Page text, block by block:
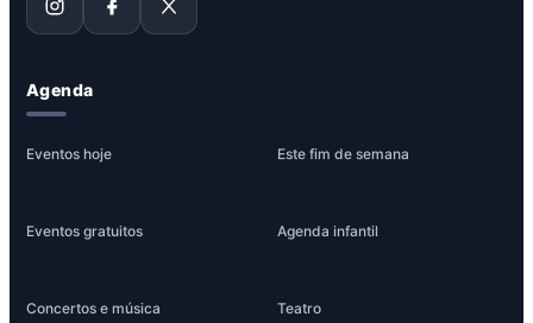
Agenda
Eventos hoje Este fim de semana
Eventos gratuitos Agenda infantil
Concertos e música Teatro